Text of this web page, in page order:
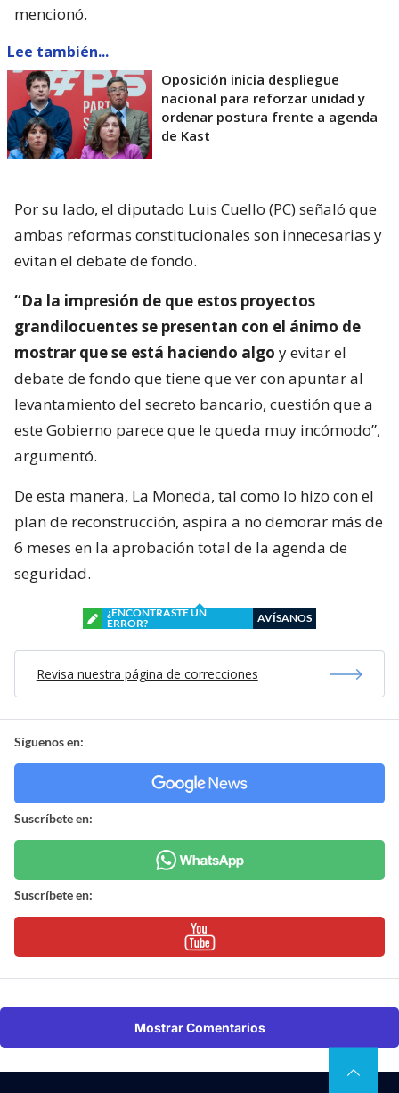
mencionó.
Lee también...
Oposición inicia despliegue
nacional para reforzar unidad y
ordenar postura frente a agenda
de Kast
Por su lado, el diputado Luis Cuello (PC) señaló que
ambas reformas constitucionales son innecesarias y
evitan el debate de fondo.
“Da la impresión de que estos proyectos
grandilocuentes se presentan con el ánimo de
mostrar que se está haciendo algo y evitar el
debate de fondo que tiene que ver con apuntar al
levantamiento del secreto bancario, cuestión que a
este Gobierno parece que le queda muy incómodo”,
argumentó.
De esta manera, La Moneda, tal como lo hizo con el
plan de reconstrucción, aspira a no demorar más de
6 meses en la aprobación total de la agenda de
seguridad.
¿ENCONTRASTE UN
ERROR?
AVÍSANOS
Revisa nuestra página de correcciones
Síguenos en:
Suscríbete en:
Suscríbete en:
Mostrar Comentarios